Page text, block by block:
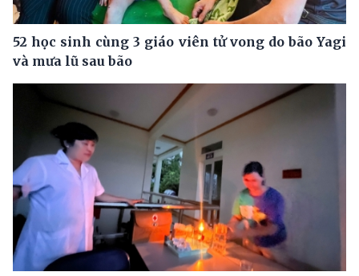
52 học sinh cùng 3 giáo viên tử vong do bão Yagi
và mưa lũ sau bão